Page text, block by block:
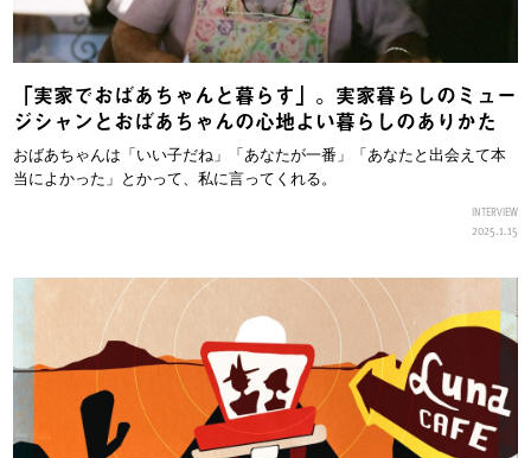
「実家でおばあちゃんと暮らす」。実家暮らしのミュー
ジシャンとおばあちゃんの心地よい暮らしのありかた
おばあちゃんは「いい子だね」「あなたが一番」「あなたと出会えて本
当によかった」とかって、私に言ってくれる。
INTERVIEW
2025.1.15